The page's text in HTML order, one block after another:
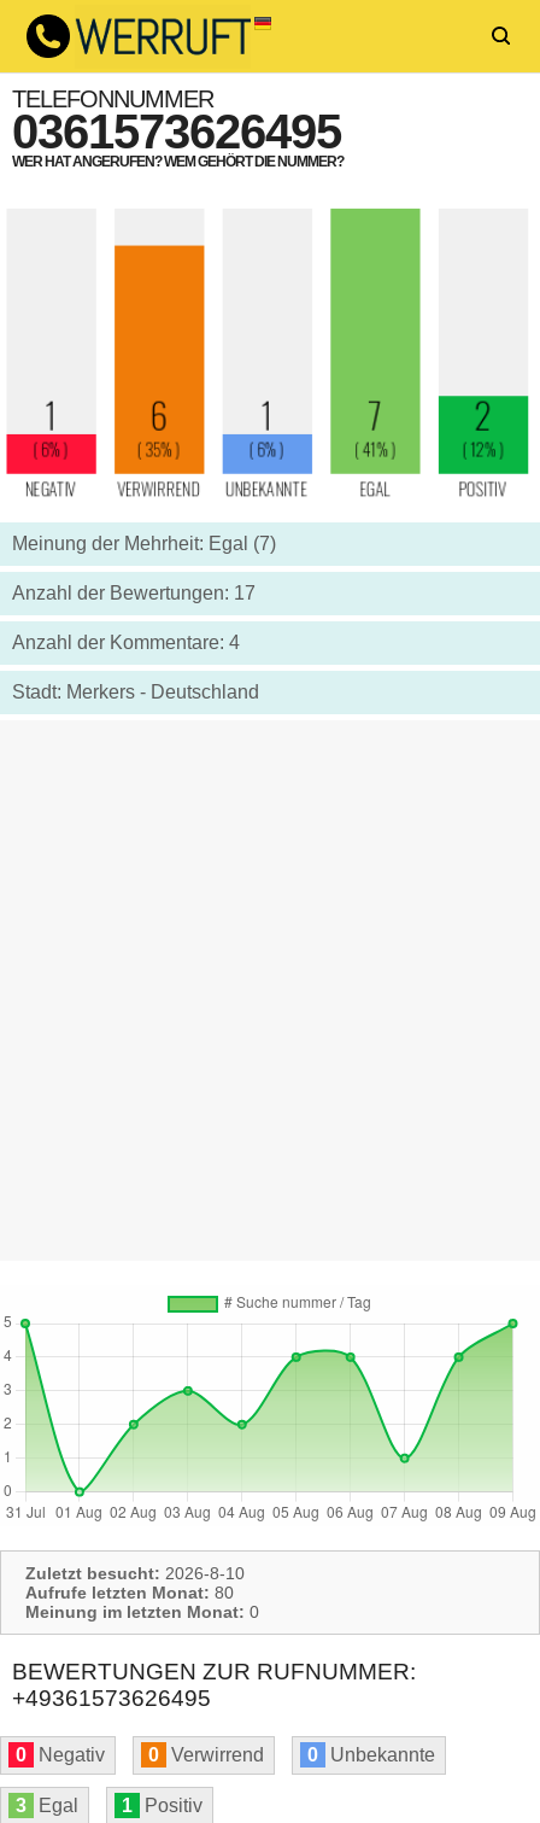
TELEFONNUMMER
0361573626495
WER HAT ANGERUFEN? WEM GEHÖRT DIE NUMMER?
Meinung der Mehrheit: Egal (7)
Anzahl der Bewertungen: 17
Anzahl der Kommentare: 4
Stadt: Merkers - Deutschland
Zuletzt besucht: 2026-8-10
Aufrufe letzten Monat: 80
Meinung im letzten Monat: 0
BEWERTUNGEN ZUR RUFNUMMER:
+49361573626495
0 Negativ 0 Verwirrend 0 Unbekannte
3 Egal 1 Positiv